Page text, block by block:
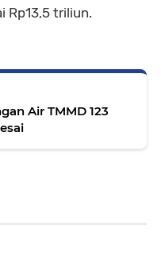
Rp13,5 triliun.
Air TMMD 123